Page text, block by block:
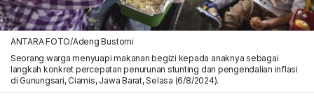
ANTARA FOTO/Adeng Bustomi
Seorang warga menyuapi makanan begizi kepada anaknya sebagai
langkah konkret percepatan penurunan stunting dan pengendalian inflasi
di Gunungsari, Ciamis, Jawa Barat, Selasa (6/8/2024).